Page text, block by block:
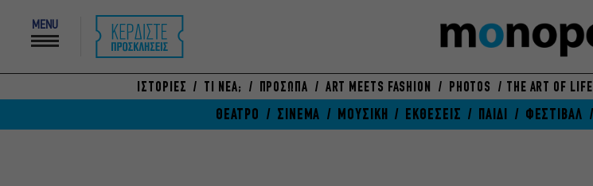
MENU
ΙΣΤΟΡΙΕΣ ΤΙ ΝΕΑ; ΠΡΟΣΩΠΑ ART MEETS FASHION PHOTOS THE ART OF LIFE
ΘΕΑΤΡΟ ΣΙΝΕΜΑ ΜΟΥΣΙΚΗ ΕΚΘΕΣΕΙΣ ΠΑΙΔΙ ΦΕΣΤΙΒΑΛ